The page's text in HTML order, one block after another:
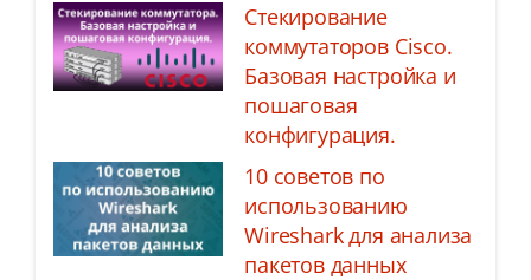
Стекирование
коммутаторов Cisco.
Базовая настройка и
пошаговая
конфигурация.
10 советов по
использованию
Wireshark для анализа
пакетов данных